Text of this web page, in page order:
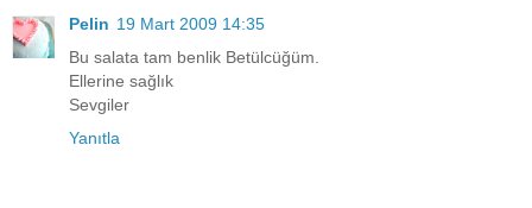
Pelin 19 Mart 2009 14:35
Bu salata tam benlik Betülcüğüm.
Ellerine sağlık
Sevgiler
Yanıtla